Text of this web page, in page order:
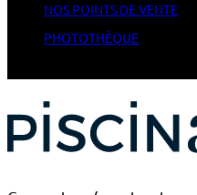
NOS POINTS DE VENTE
PHOTOTHÈQUE